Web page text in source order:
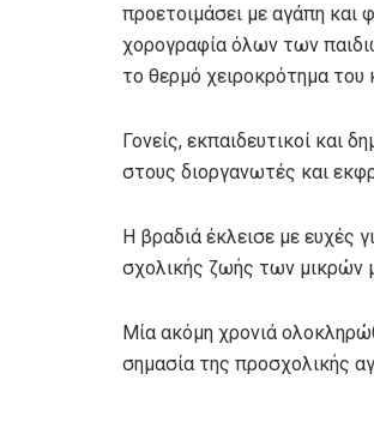
προετοιμάσει με αγάπη και
χορογραφία όλων των
το θερμό χειροκρότημα του
Γονείς, εκπαιδευτικοί και
στους διοργανωτές και
Η βραδιά έκλεισε με ευχές
σχολικής ζωής των μικρών
Μία ακόμη χρονιά
σημασία της προσχολικής